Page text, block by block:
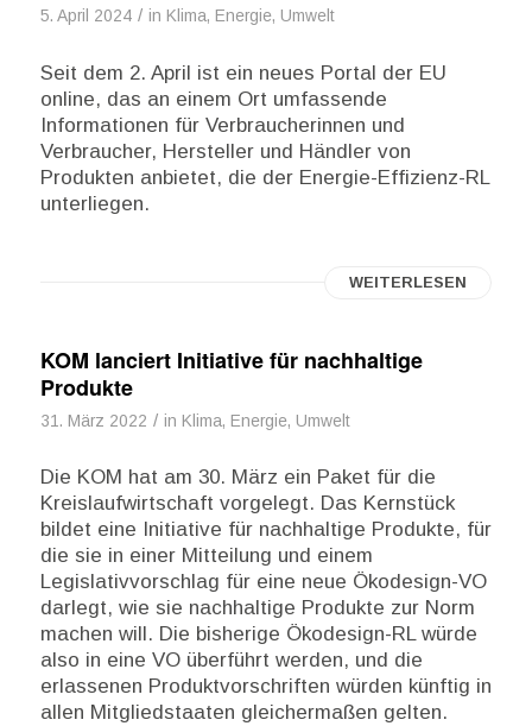
5. April 2024 / in Klima, Energie, Umwelt
Seit dem 2. April ist ein neues Portal der EU
online, das an einem Ort umfassende
Informationen für Verbraucherinnen und
Verbraucher, Hersteller und Händler von
Produkten anbietet, die der Energie-Effizienz-RL
unterliegen.
WEITERLESEN
KOM lanciert Initiative für nachhaltige
Produkte
31. März 2022 / in Klima, Energie, Umwelt
Die KOM hat am 30. März ein Paket für die
Kreislaufwirtschaft vorgelegt. Das Kernstück
bildet eine Initiative für nachhaltige Produkte, für
die sie in einer Mitteilung und einem
Legislativvorschlag für eine neue Ökodesign-VO
darlegt, wie sie nachhaltige Produkte zur Norm
machen will. Die bisherige Ökodesign-RL würde
also in eine VO überführt werden, und die
erlassenen Produktvorschriften würden künftig in
allen Mitgliedstaaten gleichermaßen gelten.